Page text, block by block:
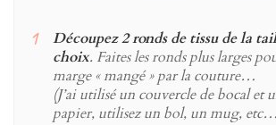
Découpez 2 ronds de tissu de la
choix. Faites les ronds plus larges
marge « mangé » par la couture…
(J’ai utilisé un couvercle de bocal et
papier, utilisez un bol, un mug,